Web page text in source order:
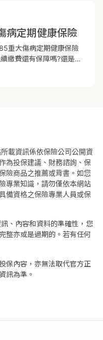
病定期健康保險
重大傷病定期健康保險
繳費還有保障嗎?還是說
載資訊係依保險公司公開資
為投保建議、財務諮詢、保
險商品之推薦或背書。如您
專業知識，請勿僅依本網站
備資格之保險專業人員或保
、內容和資料的準確性，您
整亦或是過期的。若有任何
保內容，亦無法取代官方正
訊為準。